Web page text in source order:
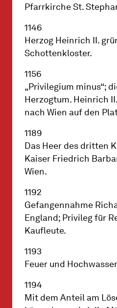
Pfarrkirche St.
1146
Herzog Heinrich II.
Schottenkloster.
1156
„Privilegium minus“;
Herzogtum. Heinrich
nach Wien auf den
1189
Das Heer des dritten
Kaiser Friedrich
Wien.
1192
Gefangennahme
England; Privileg für
Kaufleute.
1193
Feuer und Hochwasser
1194
Mit dem Anteil am